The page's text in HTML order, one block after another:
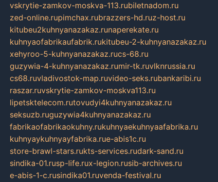
vskrytie-zamkov-moskva-113.rubiletnadom.ru
zed-online.rupimchax.rubrazzers-hd.ruz-host.ru
kitubeu2kuhnyanazakaz.runaperekate.ru
kuhnyaofabrikaufabrik.rukitubeu-2-kuhnyanazakaz.ru
xehyroo-5-kuhnyanazakaz.rucs-68.ru
guzywia-4-kuhnyanazakaz.rumir-tk.ruvlknrussia.ru
cs68.ruvladivostok-map.ruvideo-seks.rubankaribi.ru
raszar.ruvskrytie-zamkov-moskva113.ru
lipetsktelecom.rutovudyi4kuhnyanazakaz.ru
seksuzb.ruguzywia4kuhnyanazakaz.ru
fabrikaofabrikaokuhny.rukuhnyaekuhnyaafabrika.ru
kuhnyaykuhnyayfabrika.rue-abis1c.ru
store-brawl-stars.rukts-services.rudark-sand.ru
sindika-01.rusp-life.rux-legion.rusib-archives.ru
e-abis-1-c.rusindika01.ruvenda-festival.ru